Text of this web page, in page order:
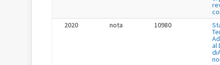
2020
nota 10980
al